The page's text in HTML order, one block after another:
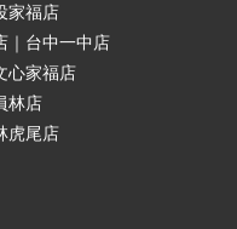
家福店
｜台中一中店
心家福店
林店
虎尾店